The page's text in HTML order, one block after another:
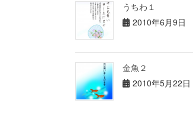
うちわ１
2010年6月9日
金魚２
2010年5月22日